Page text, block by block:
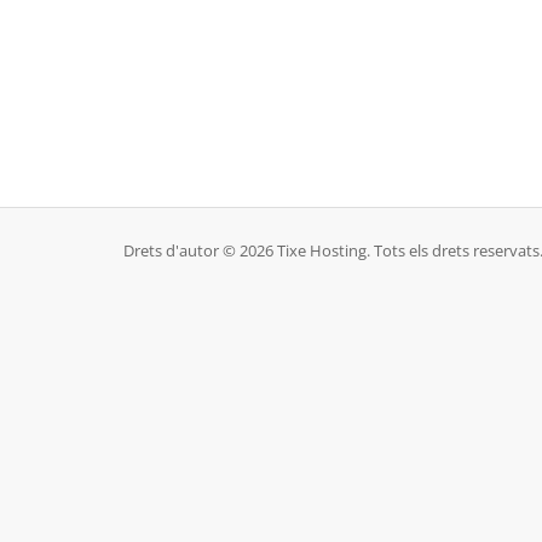
Drets d'autor © 2026 Tixe Hosting. Tots els drets reservats.